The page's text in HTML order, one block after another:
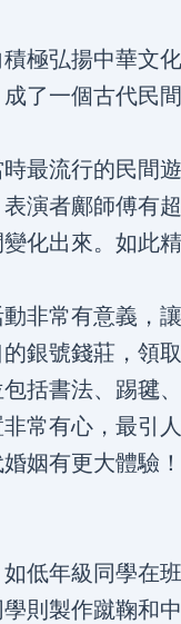
積極弘揚中華文
了一個古代民間
最流行的民間
演者鄺師傅有
化出來。如此
非常有意義，
銀號錢莊，領
括書法、踢毽
常有心，最引
姻有更大體驗
低年級同學在
則製作蹴鞠和